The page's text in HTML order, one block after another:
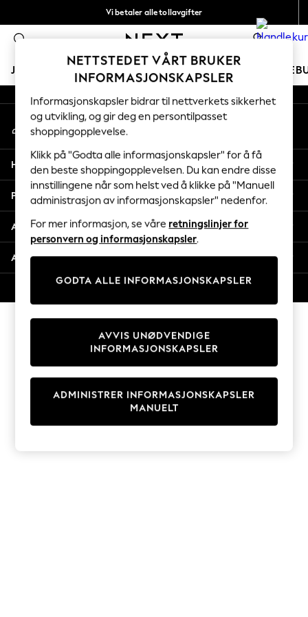
Vi betaler alle tollavgifter
Fleksible og sikre betalinger med Klarna 0
JENTER GUTTER BABY KVINNER MENN
GIRLS
New In
50 - 92cm
98 - 110cm
116 - 134cm
140 - 174cm
Trending: Top & Short Sets
Trending: Clogs
Toy Story
THE SET
Coats & Jackets
Sweatshirts & Hoodies
Knitwear
Cardigans
Dresses
Sets & Outfits
T-Shirts
An error occurred on client
Våre sosiale nettverk
Min konto
Logg inn på kontoen din
Hjelp
Personvern & Juridisk
Avdelinger
Andre tjenester
NETTSTEDET VÅRT BRUKER
INFORMASJONSKAPSLER
Informasjonskapsler bidrar til nettverkets sikkerhet
og utvikling, og gir deg en persontilpasset
shoppingopplevelse.
Klikk på "Godta alle informasjonskapsler" for å få
den beste shoppingopplevelsen. Du kan endre disse
innstillingene når som helst ved å klikke på "Manuell
administrasjon av informasjonskapsler" nedenfor.
For mer informasjon, se våre retningslinjer for
personvern og informasjonskapsler.
GODTA ALLE INFORMASJONSKAPSLER
ADMINISTRER INFORMASJONSKAPSLER
MANUELT
AVVIS UNØDVENDIGE
INFORMASJONSKAPSLER